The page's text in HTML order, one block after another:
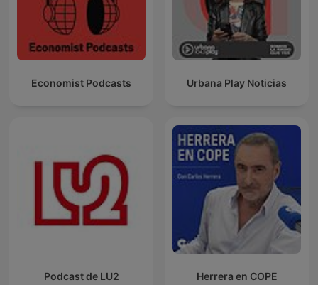
Economist Podcasts Urbana Play Noticias
Podcast de LU2 Herrera en COPE